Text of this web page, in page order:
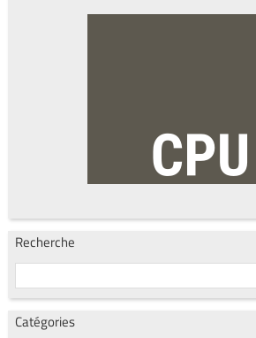
Recherche
Catégories